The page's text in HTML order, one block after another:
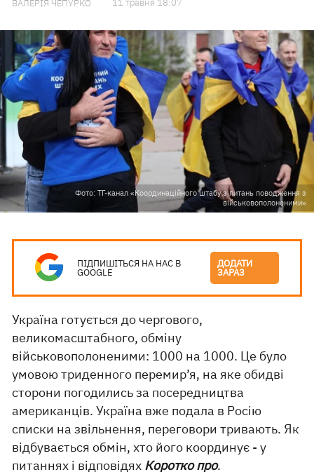
ВАЛЕРІЯ ЧЕПУРКО 11 травня 18:07
Фото: ТГ-канал «Координаційного штабу з питань поводження з
військовополоненими»
ПІДПИШІТЬСЯ НА НАС В
GOOGLE
ДОДАТИ
ЗАРАЗ
Україна готується до чергового,
великомасштабного, обміну
військовополоненими: 1000 на 1000. Це було
умовою триденного перемир’я, на яке обидві
сторони погодились за посередництва
американців. Україна вже подала в Росію
списки на звільнення, переговори тривають. Як
відбувається обмін, хто його координує - у
питаннях і відповідях Коротко про.